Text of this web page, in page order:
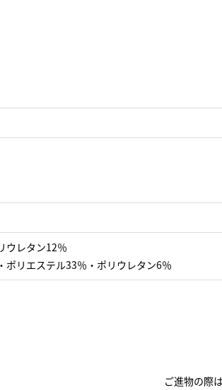
ウレタン12％
ポリエステル33％・ポリウレタン6％
ご進物の際